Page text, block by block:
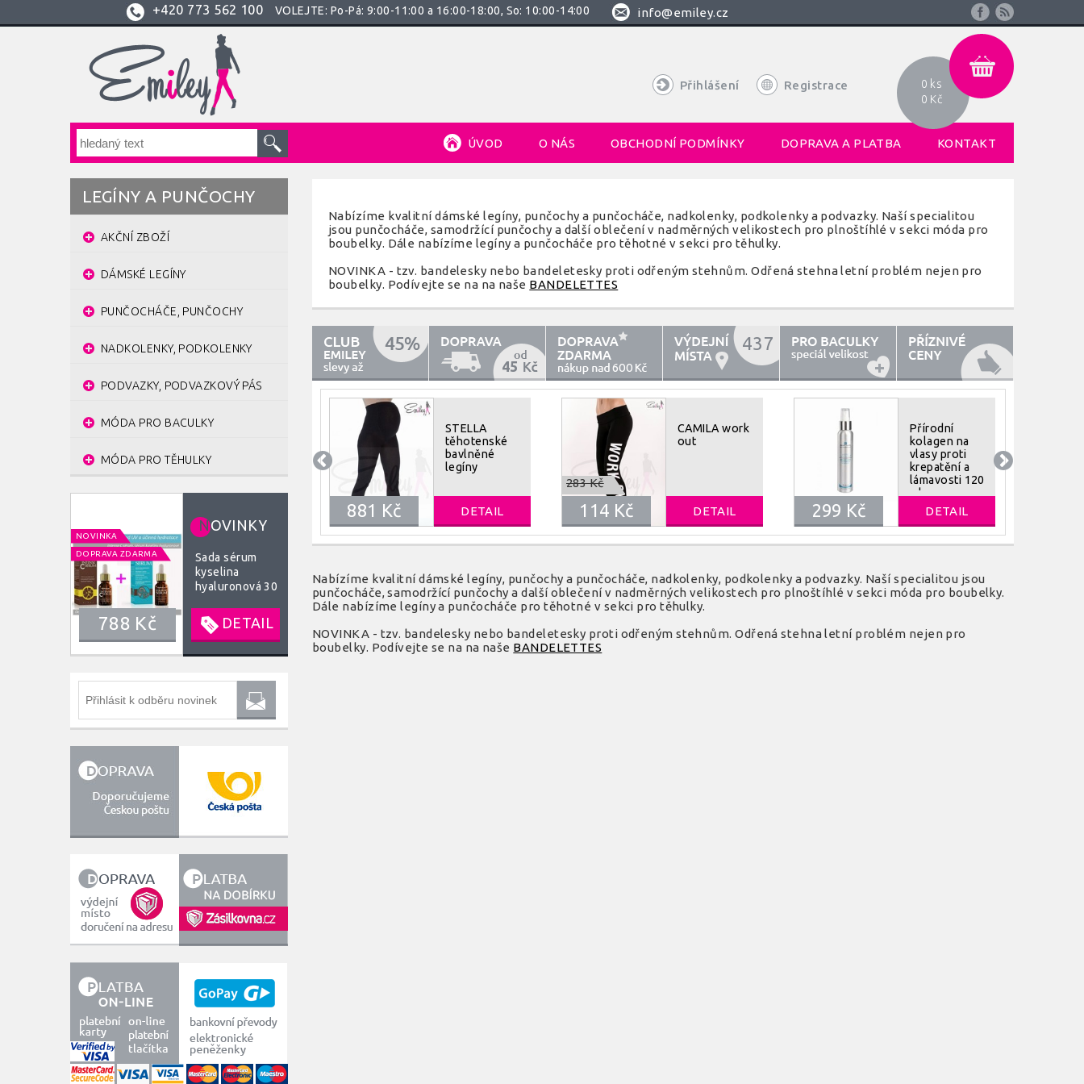
+420 773 562 100 VOLEJTE: Po-Pá: 9:00-11:00 a 16:00-18:00, So: 10:00-14:00 info@emiley.cz
Přihlášení Registrace
0 ks
0 Kč
ÚVOD O NÁS OBCHODNÍ PODMÍNKY DOPRAVA A PLATBA KONTAKT
LEGÍNY A PUNČOCHY
AKČNÍ ZBOŽÍ
DÁMSKÉ LEGÍNY
PUNČOCHÁČE, PUNČOCHY
NADKOLENKY, PODKOLENKY
PODVAZKY, PODVAZKOVÝ PÁS
MÓDA PRO BACULKY
MÓDA PRO TĚHULKY
NOVINKY
Sada sérum
kyselina
hyaluronová 30
vitamín C 30 ml
NOVINKA
DOPRAVA ZDARMA
788 Kč DETAIL
Nabízíme kvalitní dámské legíny, punčochy a punčocháče, nadkolenky, podkolenky a podvazky. Naší specialitou
jsou punčocháče, samodržící punčochy a další oblečení v nadměrných velikostech pro plnoštíhlé v sekci móda pro
boubelky. Dále nabízíme legíny a punčocháče pro těhotné v sekci pro těhulky.
NOVINKA - tzv. bandelesky nebo bandeletesky proti odřeným stehnům. Odřená stehna letní problém nejen pro
boubelky. Podívejte se na na naše BANDELETTES
45 600
437
881 Kč
STELLA
těhotenské
bavlněné
legíny
DETAIL
283 Kč
114 Kč
CAMILA work
out
DETAIL 299 Kč
Přírodní
kolagen na
vlasy proti
krepatění a
lámavosti 120
ml
DETAIL
Nabízíme kvalitní dámské legíny, punčochy a punčocháče, nadkolenky, podkolenky a podvazky. Naší specialitou jsou
punčocháče, samodržící punčochy a další oblečení v nadměrných velikostech pro plnoštíhlé v sekci móda pro boubelky.
Dále nabízíme legíny a punčocháče pro těhotné v sekci pro těhulky.
NOVINKA - tzv. bandelesky nebo bandeletesky proti odřeným stehnům. Odřená stehna letní problém nejen pro
boubelky. Podívejte se na na naše BANDELETTES